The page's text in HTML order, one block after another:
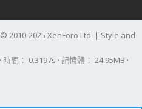
© 2010-2025 XenForo Ltd. | Style and
時間 0.3197s 記憶體 24.95MB